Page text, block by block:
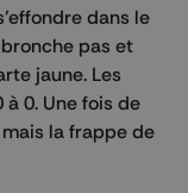
dans le
pas et
jaune. Les
0. Une fois de
la frappe de